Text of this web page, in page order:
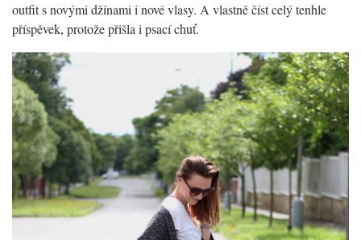
outfit s novými džínami i nové vlasy. A vlastně číst celý tenhle
příspěvek, protože přišla i psací chuť.